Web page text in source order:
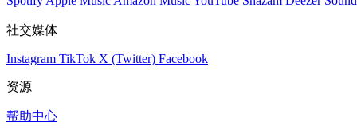
社交媒体
Instagram TikTok X (Twitter) Facebook
资源
帮助中心